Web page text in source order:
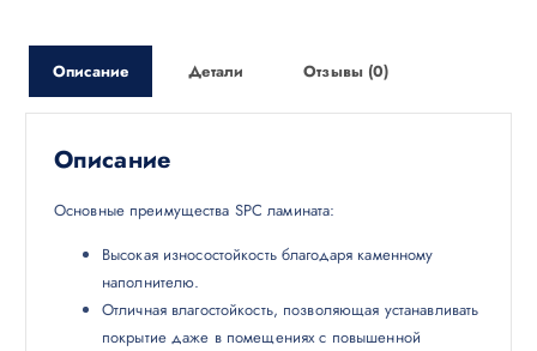
Описание Детали Отзывы (0)
Описание
Основные преимущества SPC ламината:
Высокая износостойкость благодаря каменному
наполнителю.
Отличная влагостойкость, позволяющая устанавливать
покрытие даже в помещениях с повышенной